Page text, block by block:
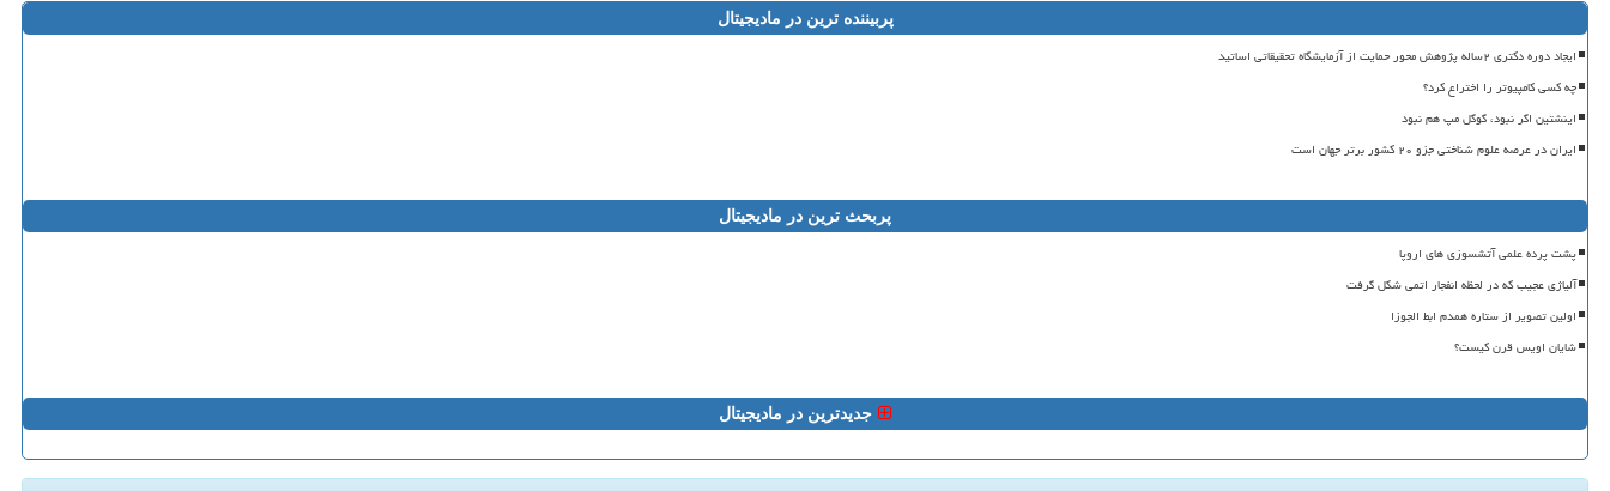
پربیننده ترین در مادیجیتال
ایجاد دوره دکتری ۲ساله پژوهش محور حمایت از آزمایشگاه تحقیقاتی اساتید
چه کسی کامپیوتر را اختراع کرد؟
اینشتین اگر نبود، گوگل مپ هم نبود
ایران در عرصه علوم شناختی جزو ۲۰ کشور برتر جهان است
پربحث ترین در مادیجیتال
پشت پرده علمی آتشسوزی های اروپا
آلیاژی عجیب که در لحظه انفجار اتمی شکل گرفت
اولین تصویر از ستاره همدم ابط الجوزا
شایان اویس قرن کیست؟
جدیدترین در مادیجیتال